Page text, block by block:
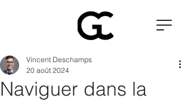
Naviguer dans la
Vincent Deschamps
20 août 2024